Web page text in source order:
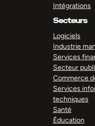
Intégrations
Secteurs
Logiciels
Industrie
Services
Secteur
Commerce
Services
techniques
Santé
Éducation